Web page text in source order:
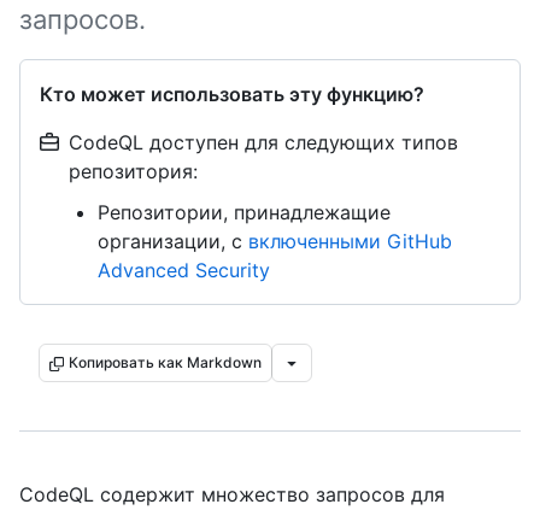
запросов.
Кто может использовать эту функцию?
CodeQL доступен для следующих типов
репозитория:
Репозитории, принадлежащие
организации, с включенными GitHub
Advanced Security
Копировать как Markdown
CodeQL содержит множество запросов для